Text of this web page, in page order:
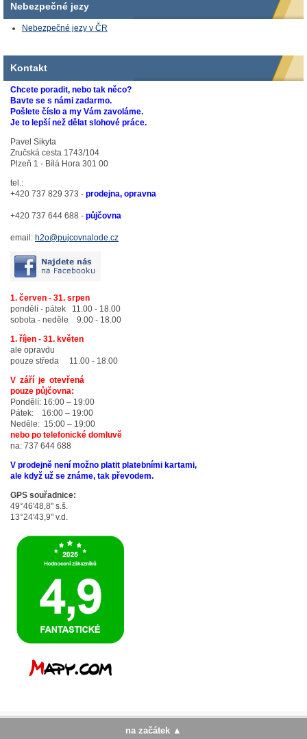
Nebezpečné jezy
Nebezpečné jezy v ČR
Kontakt
Chcete poradit, nebo tak něco?
Bavte se s námi zadarmo.
Pošlete číslo a my Vám zavoláme.
Je to lepší než dělat slohové práce.
Pavel Sikyta
Zručská cesta 1743/104
Plzeň 1 - Bílá Hora 301 00
tel.:
+420 737 829 373 - prodejna, opravna
+420 737 644 688 - půjčovna
email: h2o@pujcovnalode.cz
1. červen - 31. srpen
pondělí - pátek 11.00 - 18.00
sobota - neděle 9.00 - 18.00
1. říjen - 31. květen
ale opravdu
pouze středa 11.00 - 18.00
V září je otevřená
pouze půjčovna:
Pondělí: 16:00 – 19:00
Pátek: 16:00 – 19:00
Neděle: 15:00 – 19:00
nebo po telefonické domluvě
na: 737 644 688
V prodejně není možno platit platebními kartami,
ale když už se známe, tak převodem.
GPS souřadnice:
49°46'48,8" s.š.
13°24'43,9" v.d.
na začátek